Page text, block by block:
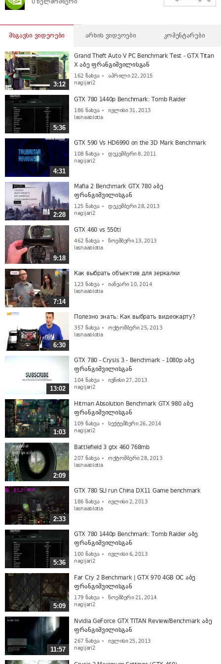
0 ხელმომწერი
მსგავსი ვიდეოები არხის ვიდეოები კომენტარები
3:12
Grand Theft Auto V PC Benchmark Test - GTX Titan
X აბე ფრანგიშვილისგან
162 ნახვა
აპრილი 22, 2015
nagijari2
5:36
GTX 780 1440p Benchmark: Tomb Raider
186 ნახვა
ივლისი 31, 2013
lashaablotia
4:31
GTX 590 Vs HD6990 on the 3D Mark Benchmark
108 ნახვა
დეკემბერი 8, 2011
nagijari2
2:28
Mafia 2 Benchmark GTX 780 აბე
ფრანგიშვილისგან
125 ნახვა
დეკემბერი 28, 2013
nagijari2
9:18
GTX 460 vs 550ti
462 ნახვა
ნოემბერი 13, 2013
lashaablotia
7:14
Как выбрать объектив для зеркалки
123 ნახვა
იანვარი 10, 2014
lashaablotia
6:30
Полезно знать: Как выбрать видеокарту?
357 ნახვა
ოქტომბერი 25, 2013
lashaablotia
13:02
GTX 780 - Crysis 3 - Benchmark - 1080p აბე
ფრანგიშვილისგან
104 ნახვა
ივნისი 27, 2013
nagijari2
1:03
Hitman Absolution Benchmark GTX 980 აბე
ფრანგიშვილისგან
109 ნახვა
სექტემბერი 26, 2014
nagijari2
2:09
Battlefield 3 gtx 460 768mb
207 ნახვა
ოქტომბერი 28, 2013
lashaablotia
2:33
GTX 780 SLI run China DX11 Game benchmark
186 ნახვა
ივლისი 2, 2013
lashaablotia
5:36
GTX 780 1440p Benchmark: Tomb Raider აბე
ფრანგიშვილისგან
100 ნახვა
ივლისი 6, 2013
nagijari2
5:09
Far Cry 2 Benchmark | GTX 970 4GB OC აბე
ფრანგიშვილისგან
179 ნახვა
ნოემბერი 21, 2014
nagijari2
11:57
Nvidia GeForce GTX TITAN Review/Benchmark აბე
ფრანგიშვილისგან
267 ნახვა
ივლისი 25, 2013
nagijari2